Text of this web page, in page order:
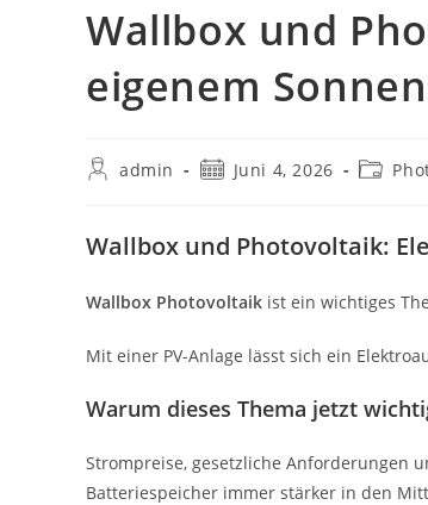
Wallbox und
eigenem
Beitrags-
admin
BeitragJuni 4, 2026
Wallbox und Photovoltaik:
Wallbox Photovoltaik ist ein wichtiges
Mit einer PV-Anlage lässt sich ein
Warum dieses Thema jetzt
Strompreise, gesetzliche Anforderungen
Batteriespeicher immer stärker in den